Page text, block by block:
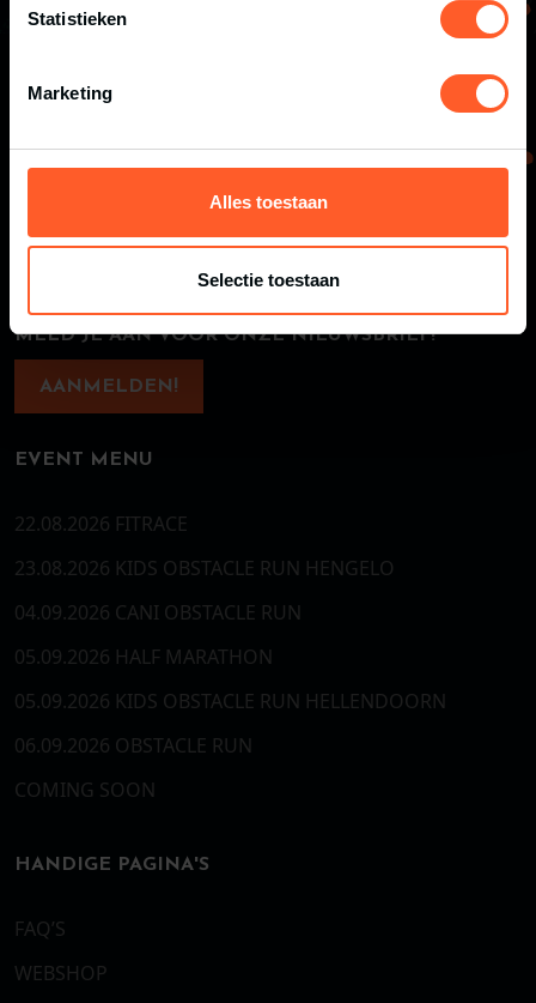
Statistieken
Marketing
Alles toestaan
Selectie toestaan
MELD JE AAN VOOR ONZE NIEUWSBRIEF!
AANMELDEN!
EVENT MENU
22.08.2026 FITRACE
23.08.2026 KIDS OBSTACLE RUN HENGELO
04.09.2026 CANI OBSTACLE RUN
05.09.2026 HALF MARATHON
05.09.2026 KIDS OBSTACLE RUN HELLENDOORN
06.09.2026 OBSTACLE RUN
COMING SOON
HANDIGE PAGINA'S
FAQ’S
WEBSHOP